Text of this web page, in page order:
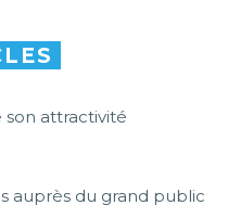
attractivité
auprès du grand public